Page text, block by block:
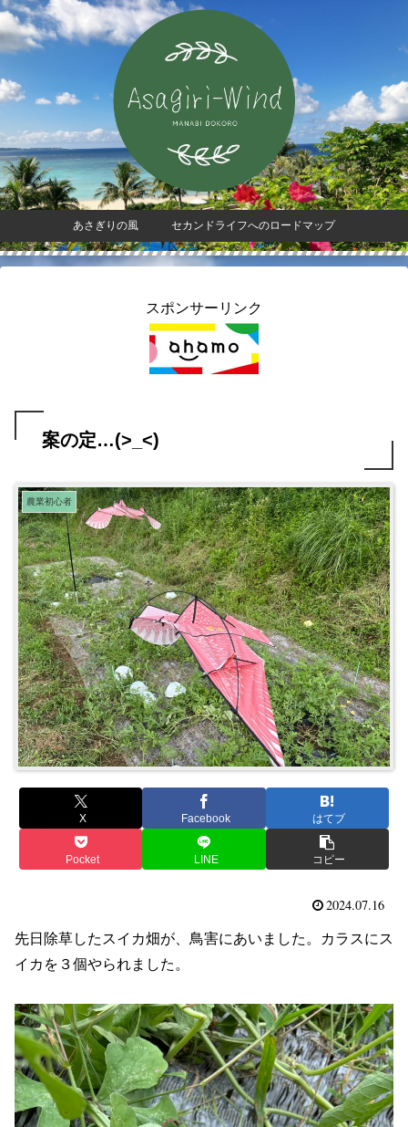
あさぎりの風 セカンドライフへのロードマップ
スポンサーリンク
案の定…(>_<)
農業初心者
X Facebook はてブ
Pocket LINE コピー
2024.07.16
先日除草したスイカ畑が、鳥害にあいました。カラスにス
イカを３個やられました。